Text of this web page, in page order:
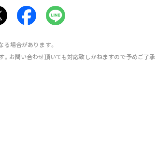
場合があります。
お問い合わせ頂いても対応致しかねますので予めご了承